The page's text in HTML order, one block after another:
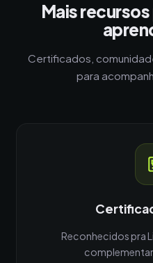
Mais
Certificados,
para
Reconhecidos pra